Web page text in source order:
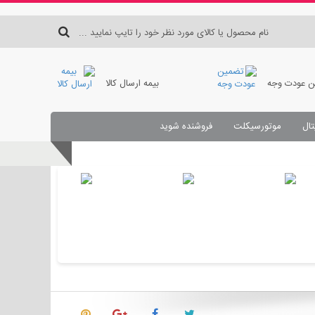
عودت وجه بیمه ارسال کالا
موتورسیکلت
فروشنده شوید